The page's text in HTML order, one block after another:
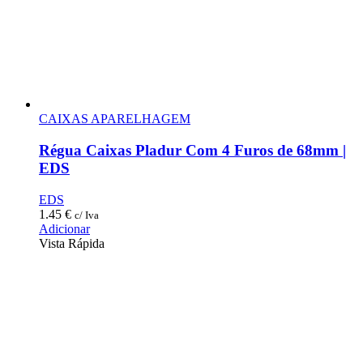
CAIXAS APARELHAGEM
Régua Caixas Pladur Com 4 Furos de 68mm |
EDS
EDS
1.45 € c/ Iva
Adicionar
Vista Rápida